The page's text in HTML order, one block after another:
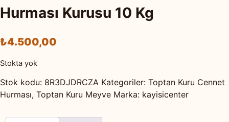
Hurması Kurusu 10 Kg
₺4.500,00
Stokta yok
Stok kodu: 8R3DJDRCZA Kategoriler: Toptan Kuru Cennet
Hurması, Toptan Kuru Meyve Marka: kayisicenter